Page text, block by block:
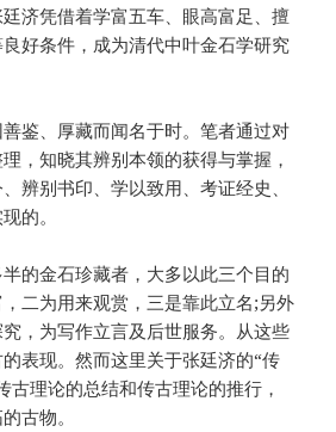
济凭借着学富五车、眼高富足、擅
好条件，成为清代中叶金石学研究
鉴、厚藏而闻名于时。笔者通过对
，知晓其辨别本领的获得与掌握，
辨别书印、学以致用、考证经史、
的。
的金石珍藏者，大多以此三个目的
二为用来观赏，三是靠此立名;另外
，为写作立言及后世服务。从这些
表现。然而这里关于张廷济的“传
古理论的总结和传古理论的推行，
古物。